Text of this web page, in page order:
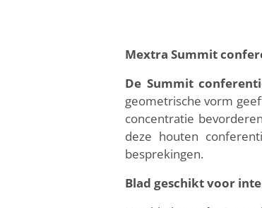
Mextra Summit
De Summit
geometrische vorm
concentratie
deze houten
besprekingen.
Blad geschikt voor